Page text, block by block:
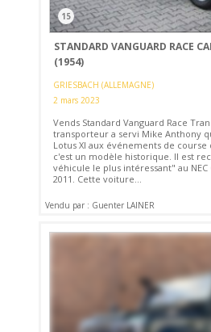
15
STANDARD VANGUARD RACE
(1954)
GRIESBACH (ALLEMAGNE)
2 mars 2023
Vends Standard Vanguard Race
transporteur a servi Mike Anthony
Lotus XI aux événements de course
c'est un modèle historique. Il est
véhicule le plus intéressant" au NEC
2011. Cette voiture...
Vendu par : Guenter LAINER